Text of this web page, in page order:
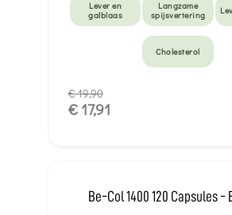
Lever en
galblaas
Langzame
spijsvertering
Cholesterol
€ 19,90
€ 17,91
Be-Col 1400 120 Capsules